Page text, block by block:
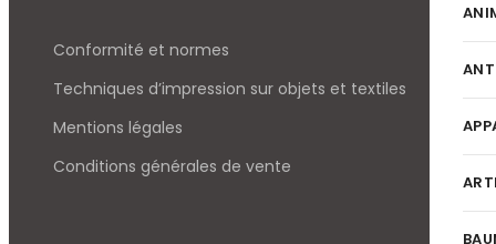
Conformité et normes
Techniques d’impression sur objets et textiles
Mentions légales
Conditions générales de vente